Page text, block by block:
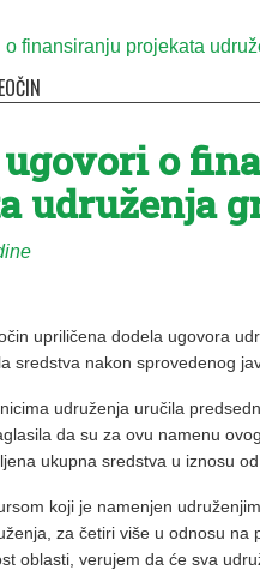
o
udruženja
upriličena dodela ugovora
sredstva nakon sprovedenog
udruženja uručila
da su za ovu namenu
ukupna sredstva u iznosu
koji je namenjen
za četiri više u odnosu na
oblasti, verujem da će sva